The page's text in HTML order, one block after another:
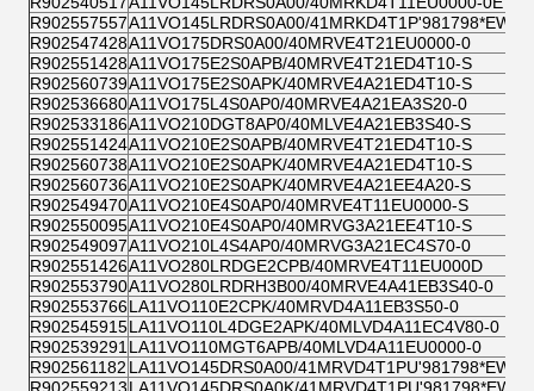
R902557557A11VO145LRDRS0A00/41MRKD4T1P'981798*EW*&
R902547428A11VO175DRS0A00/40MRVE4T21EU0000-0
R902551428A11VO175E2S0APB/40MRVE4T21ED4T10-S
R902560739A11VO175E2S0APK/40MRVE4A21ED4T10-S
R902536680A11VO175L4S0AP0/40MRVE4A21EA3S20-0
R902533186A11VO210DGT8AP0/40MLVE4A21EB3S40-S
R902551424A11VO210E2S0APB/40MRVE4T21ED4T10-S
R902560738A11VO210E2S0APK/40MRVE4A21ED4T10-S
R902560736A11VO210E2S0APK/40MRVE4A21EE4A20-S
R902549470A11VO210E4S0AP0/40MRVE4T11EU0000-S
R902550095A11VO210E4S0AP0/40MRVG3A21EE4T10-S
R902549097A11VO210L4S4AP0/40MRVG3A21EC4S70-0
R902551426A11VO280LRDGE2CPB/40MRVE4T11EU000D
R902553790A11VO280LRDRH3B00/40MRVE4A41EB3S40-0
R902553766LA11VO110E2CPK/40MRVD4A11EB3S50-0
R902545915LA11VO110L4DGE2APK/40MLVD4A11EC4V80-0
R902539291 LA11VO110MGT6APB/40MLVD4A11EU0000-0
R902561182 LA11VO145DRS0A00/41MRVD4T1PU'981798*EW*&